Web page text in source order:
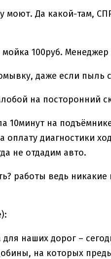
моют. Да какой-там,
100руб.
даже если пыль
на посторонний
10минут на
оплату диагностики
не отдадим авто.
работы ведь
для наших дорог –
на которых